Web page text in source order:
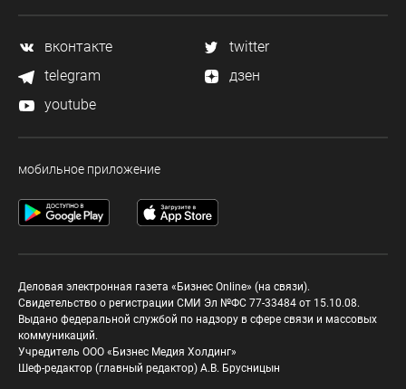
вконтакте
twitter
telegram
дзен
youtube
мобильное приложение
Деловая электронная газета «Бизнес Online» (на связи).
Свидетельство о регистрации СМИ Эл №ФС 77-33484 от 15.10.08.
Выдано федеральной службой по надзору в сфере связи и массовых
коммуникаций.
Учредитель ООО «Бизнес Медия Холдинг»
Шеф-редактор (главный редактор) А.В. Брусницын